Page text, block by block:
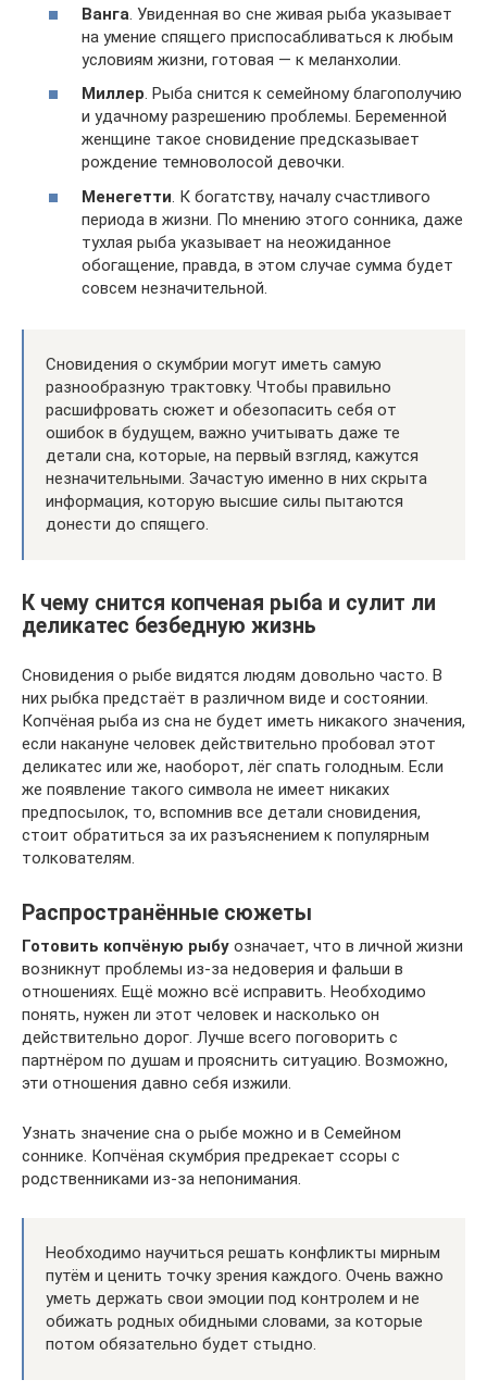
Ванга. Увиденная во сне живая рыба указывает
на умение спящего приспосабливаться к любым
условиям жизни, готовая — к меланхолии.
Миллер. Рыба снится к семейному благополучию
и удачному разрешению проблемы. Беременной
женщине такое сновидение предсказывает
рождение темноволосой девочки.
Менегетти. К богатству, началу счастливого
периода в жизни. По мнению этого сонника, даже
тухлая рыба указывает на неожиданное
обогащение, правда, в этом случае сумма будет
совсем незначительной.
Сновидения о скумбрии могут иметь самую
разнообразную трактовку. Чтобы правильно
расшифровать сюжет и обезопасить себя от
ошибок в будущем, важно учитывать даже те
детали сна, которые, на первый взгляд, кажутся
незначительными. Зачастую именно в них скрыта
информация, которую высшие силы пытаются
донести до спящего.
К чему снится копченая рыба и сулит ли
деликатес безбедную жизнь
Сновидения о рыбе видятся людям довольно часто. В
них рыбка предстаёт в различном виде и состоянии.
Копчёная рыба из сна не будет иметь никакого значения,
если накануне человек действительно пробовал этот
деликатес или же, наоборот, лёг спать голодным. Если
же появление такого символа не имеет никаких
предпосылок, то, вспомнив все детали сновидения,
стоит обратиться за их разъяснением к популярным
толкователям.
Распространённые сюжеты
Готовить копчёную рыбу означает, что в личной жизни
возникнут проблемы из-за недоверия и фальши в
отношениях. Ещё можно всё исправить. Необходимо
понять, нужен ли этот человек и насколько он
действительно дорог. Лучше всего поговорить с
партнёром по душам и прояснить ситуацию. Возможно,
эти отношения давно себя изжили.
Узнать значение сна о рыбе можно и в Семейном
соннике. Копчёная скумбрия предрекает ссоры с
родственниками из-за непонимания.
Необходимо научиться решать конфликты мирным
путём и ценить точку зрения каждого. Очень важно
уметь держать свои эмоции под контролем и не
обижать родных обидными словами, за которые
потом обязательно будет стыдно.